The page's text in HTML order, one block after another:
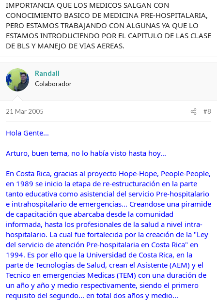
IMPORTANCIA QUE LOS MEDICOS SALGAN CON
CONOCIMIENTO BASICO DE MEDICINA PRE-HOSPITALARIA,
PERO ESTAMOS TRABAJANDO CON ALGUNAS YA QUE LO
ESTAMOS INTRODUCIENDO POR EL CAPITULO DE LAS CLASE
DE BLS Y MANEJO DE VIAS AEREAS.
Randall
Colaborador
21 Mar 2005 #8
Hola Gente...
Arturo, buen tema, no lo había visto hasta hoy...
En Costa Rica, gracias al proyecto Hope-Hope, People-People,
en 1989 se inicio la etapa de re-estructuración en la parte
tanto educativa como asistencial del servicio Pre-hospitalario
e intrahospitalario de emergencias... Creandose una piramide
de capacitación que abarcaba desde la comunidad
informada, hasta los profesionales de la salud a nivel intra-
hospitalario. La cual fue fortalecida por la creación de la "Ley
del servicio de atención Pre-hospitalaria en Costa Rica" en
1994. Es por ello que la Universidad de Costa Rica, en la
parte de Tecnologías de Salud, crean el Asistente (AEM) y el
Tecnico en emergencias Medicas (TEM) con una duración de
un año y año y medio respectivamente, siendo el primero
requisito del segundo... en total dos años y medio...